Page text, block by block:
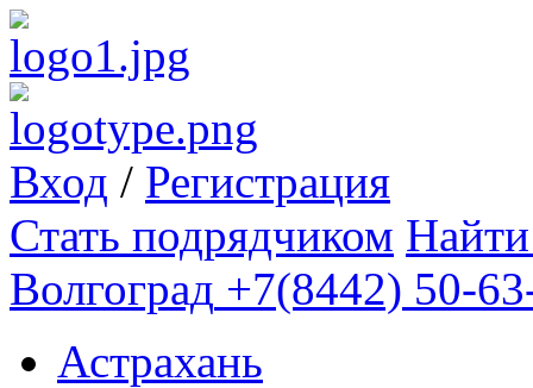
Вход / Регистрация
Стать подрядчиком
Волгоград +7(8442) 50-
Астрахань